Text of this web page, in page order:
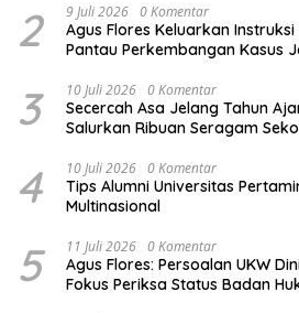
2 9 Juli 2026 0 Komentar
Agus Flores Keluarkan
Pantau Perkembangan Kasus
3 10 Juli 2026 0 Komentar
Secercah Asa Jelang Tahun
Salurkan Ribuan Seragam
4 10 Juli 2026 0 Komentar
Tips Alumni Universitas
Multinasional
5 11 Juli 2026 0 Komentar
Agus Flores: Persoalan UKW
Fokus Periksa Status Badan